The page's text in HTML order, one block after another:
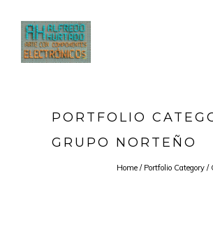
PORTFOLIO
GRUPO NORTEÑO
Home / Portfolio Category /